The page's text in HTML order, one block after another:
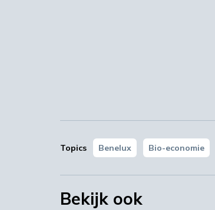
Topics Benelux Bio-economie
Bekijk ook